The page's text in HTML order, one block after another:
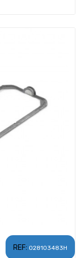
REF: 028103483H